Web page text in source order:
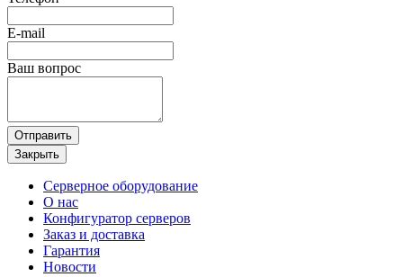
E-mail
Ваш вопрос
Отправить
Закрыть
Серверное оборудование
О нас
Конфигуратор серверов
Заказ и доставка
Гарантия
Новости